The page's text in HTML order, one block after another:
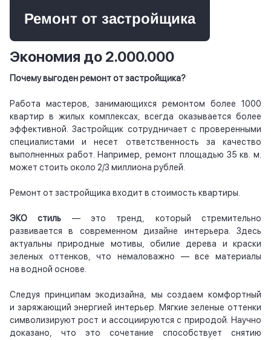
Ремонт от застройщика
Экономия до 2.000.000
Почему выгоден ремонт от застройщика?
Работа мастеров, занимающихся ремонтом более 1000
квартир в жилых комплексах, всегда оказывается более
эффективной. Застройщик сотрудничает с проверенными
специалистами и несет ответственность за качество
выполненных работ. Например, ремонт площадью 35 кв. м.
может стоить около 2/3 миллиона рублей.
Ремонт от застройщика входит в стоимость квартиры.
ЭКО стиль — это тренд, который стремительно
развивается в современном дизайне интерьера. Здесь
актуальны природные мотивы, обилие дерева и краски
зеленых оттенков, что немаловажно — все материалы
на водной основе.
Следуя принципам экодизайна, мы создаем комфортный
и заряжающий энергией интерьер. Мягкие зеленые оттенки
символизируют рост и ассоциируются с природой. Научно
доказано, что это сочетание способствует снятию